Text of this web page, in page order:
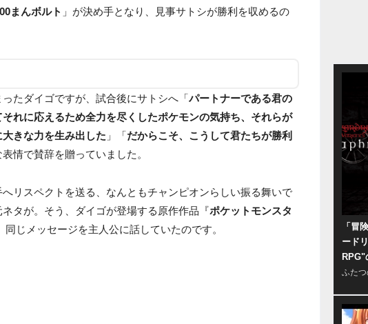
まんボルト 」が決め手となり、見事サトシが勝利を収めるの
たダイゴですが、試合後にサトシへ「パートナーである君の
れに応えるため全力を尽くしたポケモンの気持ち、それらが
きな力を生み出した 」「だからこそ、こうして君たちが勝利
情で賛辞を贈っていました。
リスペクトを送る、なんともチャンピオンらしい振る舞いで
タが。そう、ダイゴが登場する原作作品『ポケットモンスタ
同じメッセージを主人公に話していたのです。
「冒
ード
RPG"
ふたつ